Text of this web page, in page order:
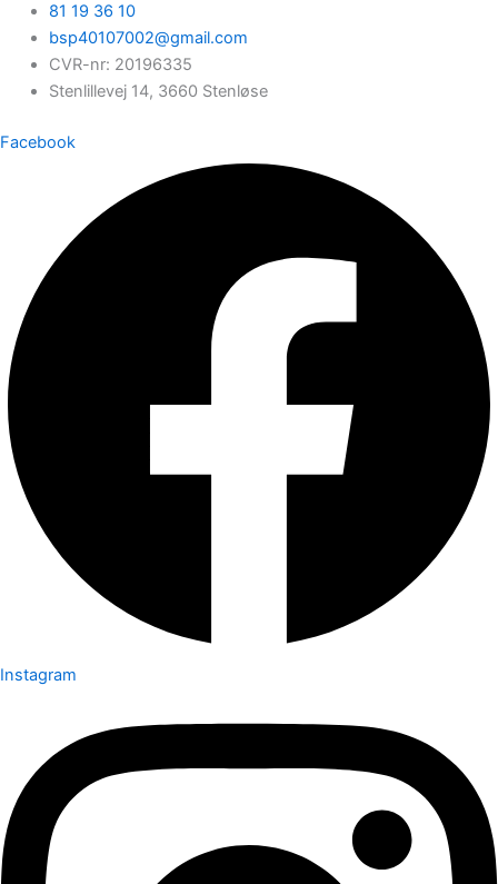
81 19 36 10
bsp40107002@gmail.com
CVR-nr: 20196335
Stenlillevej 14, 3660 Stenløse
Facebook
Instagram